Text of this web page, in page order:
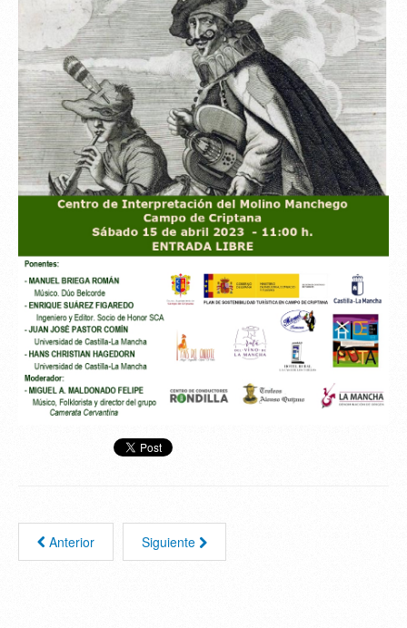
Anterior Siguiente